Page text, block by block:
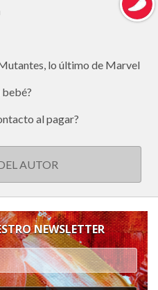
lo último de Marvel
bebé?
al pagar?
AUTOR
NEWSLETTER